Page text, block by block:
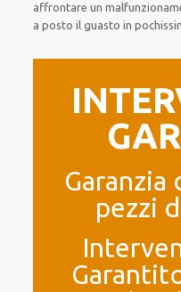
affrontareun
a posto ilguasto in
Garanzia
pezzi